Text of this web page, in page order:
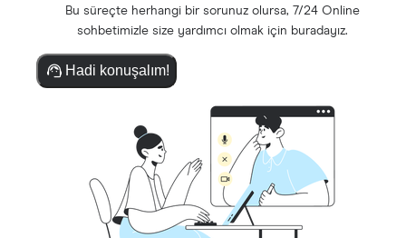
Bu süreçte herhangi bir sorunuz olursa, 7/24 Online
sohbetimizle size yardımcı olmak için buradayız.
Hadi konuşalım!